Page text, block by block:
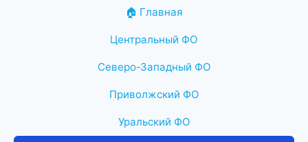
🏠 Главная
Центральный ФО
Северо-Западный ФО
Приволжский ФО
Уральский ФО